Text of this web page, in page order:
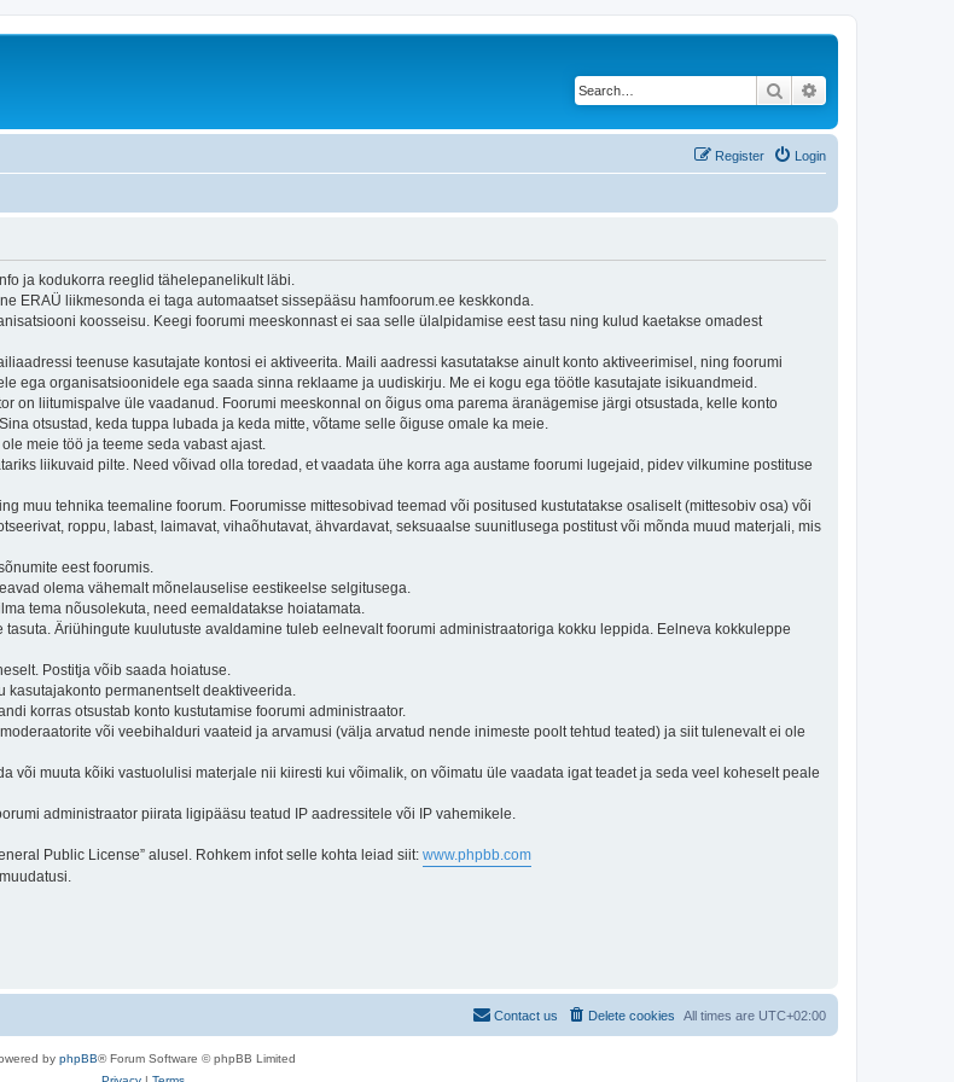
Search
Login
Register
ja kodukorra reeglid tähelepanelikult läbi.
ERAÜ liikmesonda ei taga automaatset sissepääsu hamfoorum.ee keskkonda.
koosseisu. Keegi foorumi meeskonnast ei saa selle ülalpidamise eest tasu ning kulud kaetakse omadest
teenuse kasutajate kontosi ei aktiveerita. Maili aadressi kasutatakse ainult konto aktiveerimisel, ning foorumi
ega organisatsioonidele ega saada sinna reklaame ja uudiskirju. Me ei kogu ega töötle kasutajate isikuandmeid.
on liitumispalve üle vaadanud. Foorumi meeskonnal on õigus oma parema äranägemise järgi otsustada, kelle konto
otsustad, keda tuppa lubada ja keda mitte, võtame selle õiguse omale ka meie.
meie töö ja teeme seda vabast ajast.
liikuvaid pilte. Need võivad olla toredad, et vaadata ühe korra aga austame foorumi lugejaid, pidev vilkumine postituse
muu tehnika teemaline foorum. Foorumisse mittesobivad teemad või positused kustutatakse osaliselt (mittesobiv osa) või
roppu, labast, laimavat, vihaõhutavat, ähvardavat, seksuaalse suunitlusega postitust või mõnda muud materjali, mis
eest foorumis.
olema vähemalt mõnelauselise eestikeelse selgitusega.
tema nõusolekuta, need eemaldatakse hoiatamata.
Äriühingute kuulutuste avaldamine tuleb eelnevalt foorumi administraatoriga kokku leppida. Eelneva kokkuleppe
Postitja võib saada hoiatuse.
permanentselt deaktiveerida.
korras otsustab konto kustutamise foorumi administraator.
või veebihalduri vaateid ja arvamusi (välja arvatud nende inimeste poolt tehtud teated) ja siit tulenevalt ei ole
muuta kõiki vastuolulisi materjale nii kiiresti kui võimalik, on võimatu üle vaadata igat teadet ja seda veel koheselt peale
administraator piirata ligipääsu teatud IP aadressitele või IP vahemikele.
Public License” alusel. Rohkem infot selle kohta leiad siit: www.phpbb.com
All times are UTC+02:00
Delete cookies
Contact us
by phpBB® Forum Software © phpBB Limited